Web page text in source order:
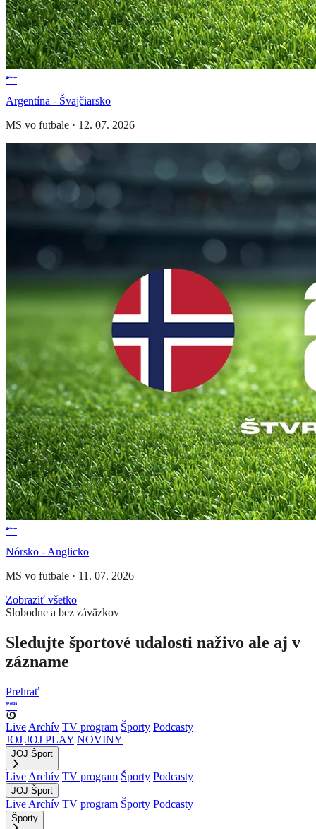
Argentína - Švajčiarsko
MS vo futbale · 12. 07. 2026
Nórsko - Anglicko
MS vo futbale · 11. 07. 2026
Zobraziť všetko
Slobodne a bez záväzkov
Sledujte športové udalosti naživo ale aj v
zázname
Prehrať
Live Archív TV program Športy Podcasty
JOJ JOJ PLAY NOVINY
JOJ Šport
Live Archív TV program Športy Podcasty
JOJ Šport
Live Archív TV program Športy Podcasty
Športy